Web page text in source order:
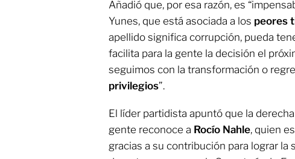
Añadió que, por esa razón, es
Yunes, que está asociada a los peores
apellido significa corrupción, pueda
facilita para la gente la decisión el
seguimos con la transformación o
privilegios”.
El líder partidista apuntó que la
gente reconoce a Rocío Nahle, quien
gracias a su contribución para lograr la